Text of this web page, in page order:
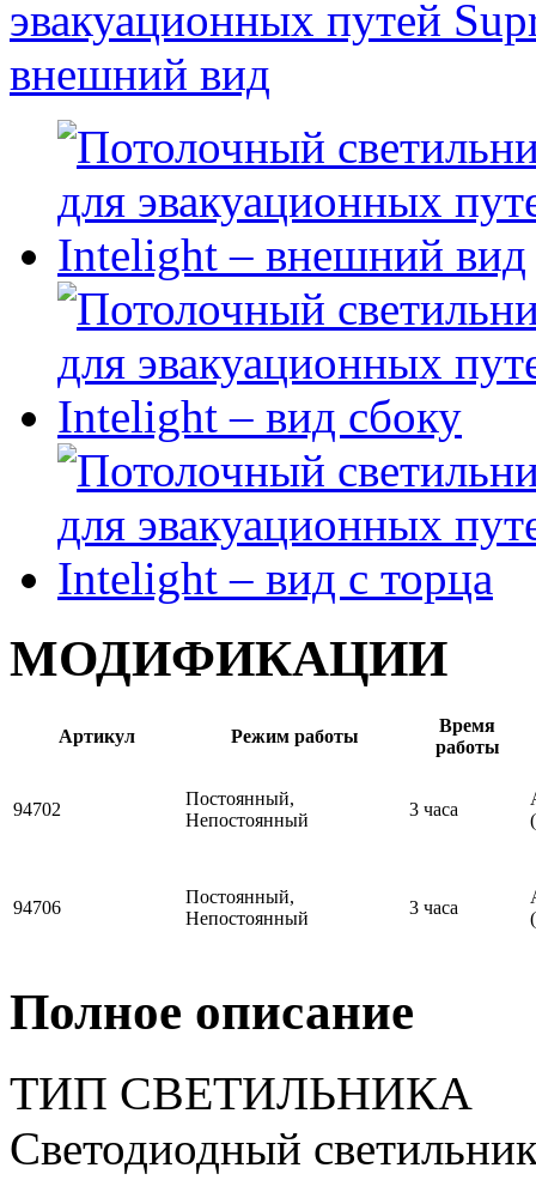
МОДИФИКАЦИИ
Артикул Режим работы
Время
работы
94702
Постоянный,
Непостоянный
3 часа
94706
Постоянный,
Непостоянный
3 часа
Полное описание
ТИП СВЕТИЛЬНИКА
Светодиодный